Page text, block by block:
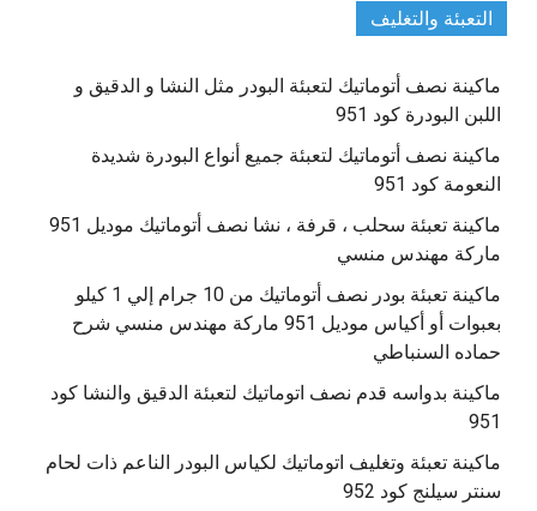
التعبئة والتغليف
ماكينة نصف أتوماتيك لتعبئة البودر مثل النشا و الدقيق و
اللبن البودرة كود 951
ماكينة نصف أتوماتيك لتعبئة جميع أنواع البودرة شديدة
النعومة كود 951
ماكينة تعبئة سحلب ، قرفة ، نشا نصف أتوماتيك موديل 951
ماركة مهندس منسي
ماكينة تعبئة بودر نصف أتوماتيك من 10 جرام إلي 1 كيلو
بعبوات أو أكياس موديل 951 ماركة مهندس منسي شرح
حماده السنباطي
ماكينة بدواسه قدم نصف اتوماتيك لتعبئة الدقيق والنشا كود
951
ماكينة تعبئة وتغليف اتوماتيك لكياس البودر الناعم ذات لحام
سنتر سيلنج كود 952